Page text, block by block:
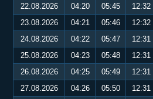
22.08.2026
04:20 05:45 12:32
23.08.2026
04:21 05:46 12:32
24.08.2026
04:22 05:47 12:31
25.08.2026
04:23 05:48 12:31
26.08.2026
04:25 05:49 12:31
27.08.2026
04:26 05:50 12:31